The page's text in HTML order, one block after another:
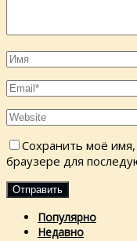
Сохранить моё
браузере для
Популярно
Недавно